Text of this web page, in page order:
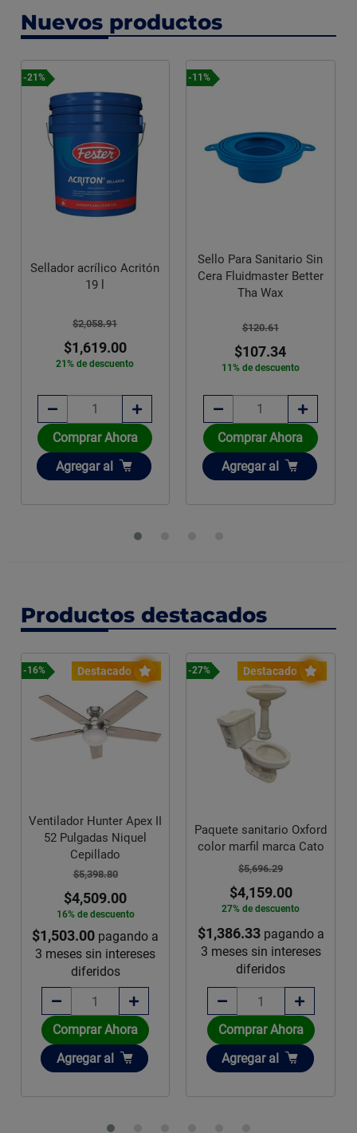
Nuevos productos
-21%
Sellador acrílico Acritón
19 l
$2,058.91
$1,619.00
21% de descuento
Comprar Ahora
Añadir
Agregar al
-11%
Sello Para Sanitario Sin
Cera Fluidmaster Better
Tha Wax
$120.61
$107.34
11% de descuento
Comprar Ahora
Añadir
Agregar al
Productos destacados
Destacado
-16%
Ventilador Hunter Apex II
52 Pulgadas Niquel
Cepillado
$5,398.80
$4,509.00
16% de descuento
$1,503.00 pagando a
3 meses sin intereses
diferidos
Comprar Ahora
Añadir
Agregar al
Destacado
-27%
Paquete sanitario Oxford
color marfil marca Cato
$5,696.29
$4,159.00
27% de descuento
$1,386.33pagando a
3 meses sin intereses
diferidos
Comprar Ahora
Añadir
Agregar al